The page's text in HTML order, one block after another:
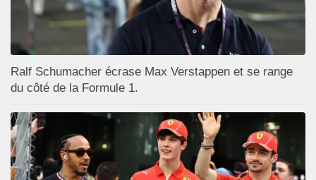
Ralf Schumacher écrase Max Verstappen et se range
du côté de la Formule 1.